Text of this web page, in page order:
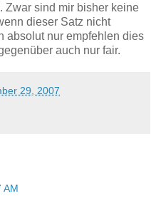
Zwar sind mir bisher keine
dieser Satz nicht
absolut nur empfehlen dies
auch nur fair.
29, 2007
AM